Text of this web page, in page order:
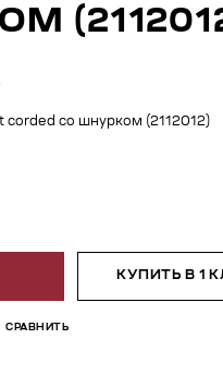
со шнурком (2112012)
КУПИТЬ В 1
СРАВНИТЬ